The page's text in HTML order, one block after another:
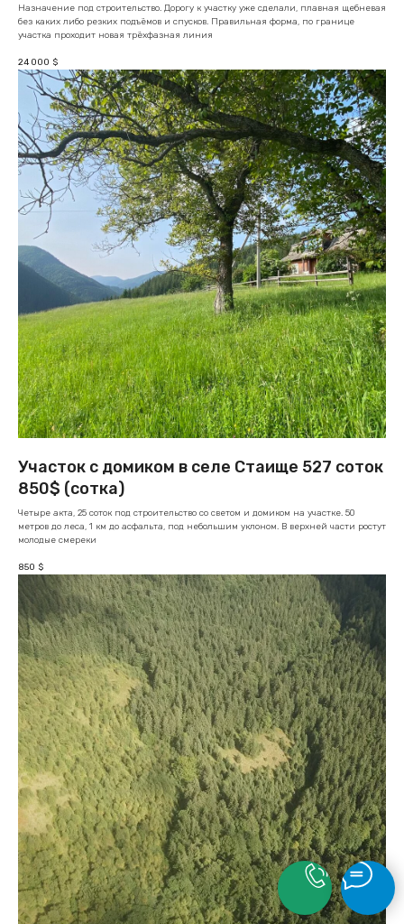
Назначение под строительство. Дорогу к участку уже сделали, плавная щебневая
без каких либо резких подъёмов и спусков. Правильная форма, по границе
участка проходит новая трёхфазная линия
24 000 $
Участок с домиком в селе Стаище 527 соток
850$ (сотка)
Четыре акта, 25 соток под строительство со светом и домиком на участке. 50
метров до леса, 1 км до асфальта, под небольшим уклоном. В верхней части ростут
молодые смереки
850 $